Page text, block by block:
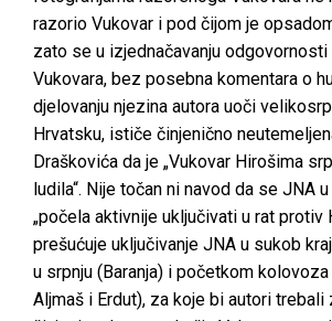
razorio Vukovar i pod čijom je
zato se u izjednačavanju odgovornosti
Vukovara, bez posebna komentara o
djelovanju njezina autora uoči
Hrvatsku, ističe činjenično
Draškovića da je „Vukovar Hirošima
ludila“. Nije točan ni navod da se JNA
„počela aktivnije uključivati u rat protiv
prešućuje uključivanje JNA u sukob
u srpnju (Baranja) i početkom kolovoza
Aljmaš i Erdut), za koje bi autori trebali